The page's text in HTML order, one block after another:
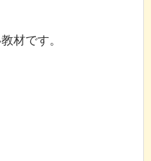
材です。